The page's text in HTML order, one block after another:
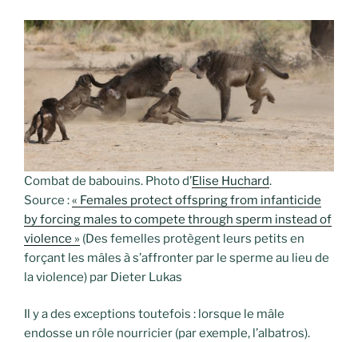
Combat de babouins. Photo d’Elise Huchard.
Source :« Females protect offspring from infanticide
by forcing males to compete through sperm instead of
violence » (Des femelles protègent leurs petits en
forçant les mâles à s’affronter par le sperme au lieu de
la violence) par Dieter Lukas
Il y a des exceptions toutefois : lorsque le mâle
endosse un rôle nourricier (par exemple, l’albatros).